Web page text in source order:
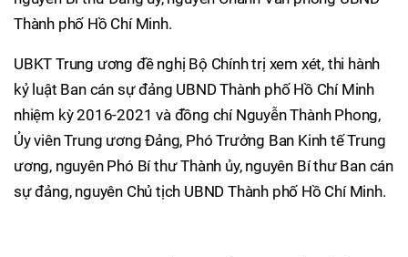
Thành phố Hồ Chí Minh.
UBKT Trung ương đề nghị Bộ Chính trị xem xét, thi hành
kỷ luật Ban cán sự đảng UBND Thành phố Hồ Chí Minh
nhiệm kỳ 2016-2021 và đồng chí Nguyễn Thành Phong,
Ủy viên Trung ương Đảng, Phó Trưởng Ban Kinh tế Trung
ương, nguyên Phó Bí thư Thành ủy, nguyên Bí thư Ban cán
sự đảng, nguyên Chủ tịch UBND Thành phố Hồ Chí Minh.